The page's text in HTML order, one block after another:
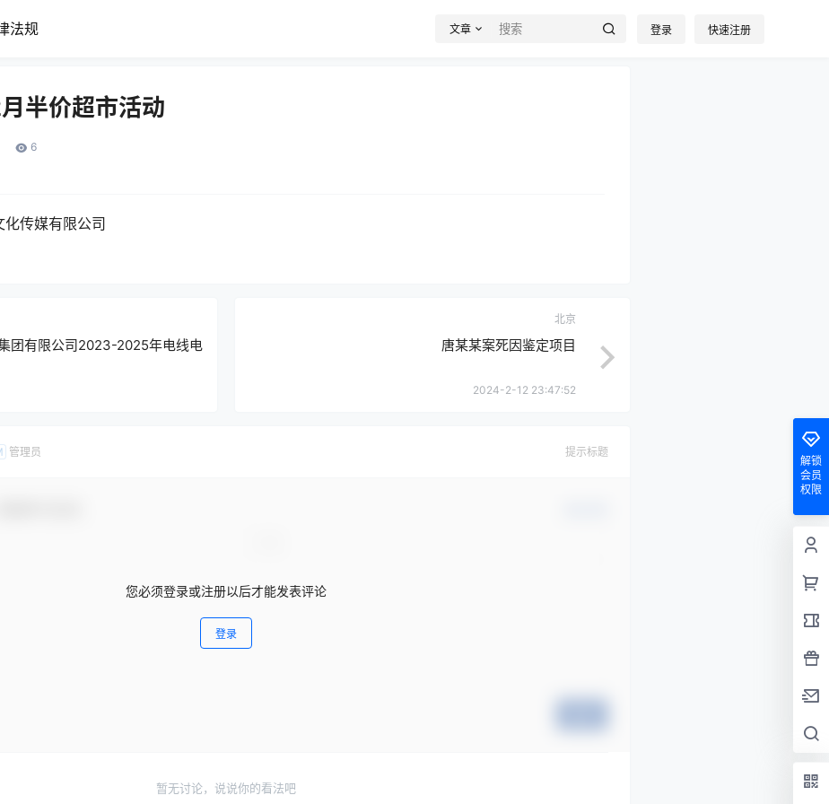
法规 文章 登录 快速注册
半价超市活动
6
传媒有限公司
团有限公司2023-2025年电线电
北京
唐某某案死因鉴定项目
2024-2-12 23:47:52
管理员 提示标题
您必须登录或注册以后才能发表评论
登录
暂无讨论，说说你的看法吧
解锁
会员
权限